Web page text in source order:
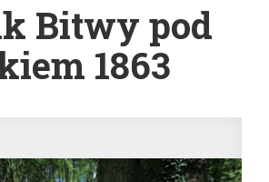
Bitwy pod
1863